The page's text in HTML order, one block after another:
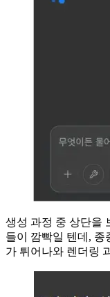
생성 과정 중 상단을
들이 깜빡일 텐데, 종
가 튀어나와 렌더링